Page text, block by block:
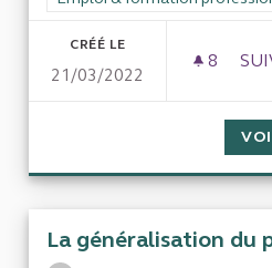
CRÉÉ LE
21/03/2022
8 8
La généralisation du